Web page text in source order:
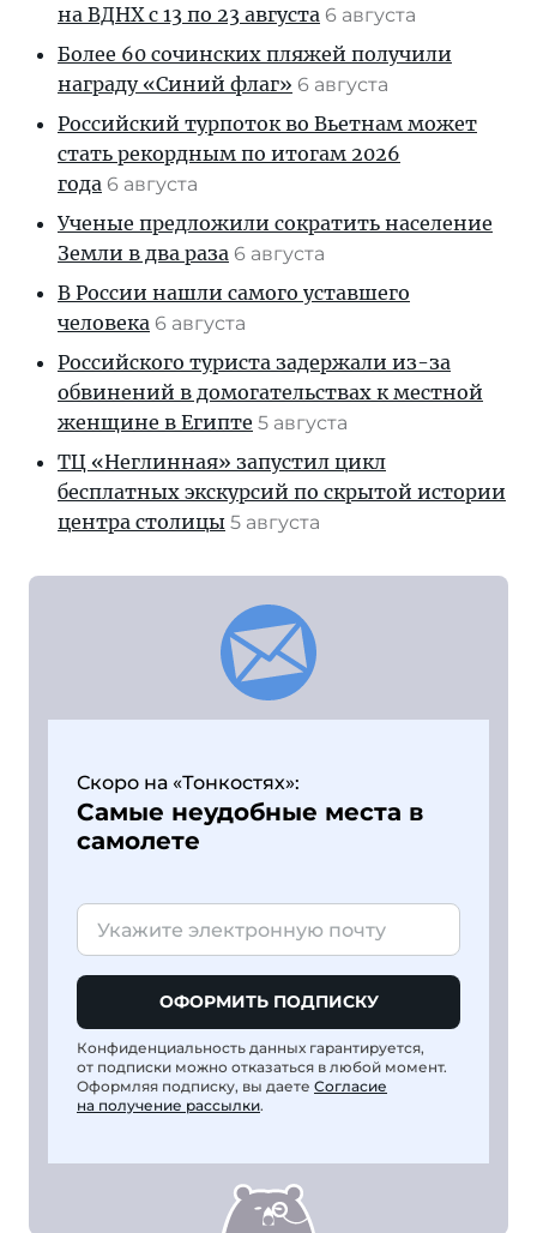
на ВДНХ с 13 по 23 августа 6 августа
Более 60 сочинских пляжей получили
награду «Синий флаг» 6 августа
Российский турпоток во Вьетнам может
стать рекордным по итогам 2026
года 6 августа
Ученые предложили сократить население
Земли в два раза 6 августа
В России нашли самого уставшего
человека 6 августа
Российского туриста задержали из-за
обвинений в домогательствах к местной
женщине в Египте 5 августа
ТЦ «Неглинная» запустил цикл
бесплатных экскурсий по скрытой истории
центра столицы 5 августа
Скоро на «Тонкостях»:
Самые неудобные места в
самолете
ОФОРМИТЬ ПОДПИСКУ
Конфиденциальность данных гарантируется,
от подписки можно отказаться в любой момент.
Оформляя подписку, вы даете Согласие
на получение рассылки.